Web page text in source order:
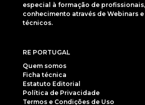
especial à formação de
conhecimento através de Webinars
técnicos.
RE PORTUGAL
Quem somos
Ficha técnica
Estatuto Editorial
Política de Privacidade
Termos e Condições de Uso